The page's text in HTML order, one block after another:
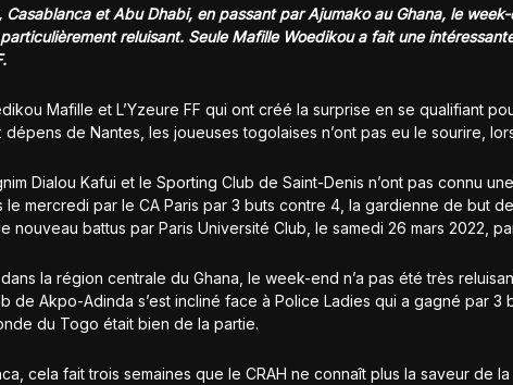
Casablanca et Abu Dhabi, en passant par Ajumako au Ghana, le
particulièrement reluisant. Seule Mafille Woedikou a fait une
Mafille et L’Yzeure FF qui ont créé la surprise en se qualifiant
dépens de Nantes, les joueuses togolaises n’ont pas eu le sourire,
Dialou Kafui et le Sporting Club de Saint-Denis n’ont pas connu
le mercredi par le CA Paris par 3 buts contre 4, la gardienne de but
nouveau battus par Paris Université Club, le samedi 26 mars 2022,
la région centrale du Ghana, le week-end n’a pas été très
de Akpo-Adinda s’est incliné face à Police Ladies qui a gagné par 3
du Togo était bien de la partie.
cela fait trois semaines que le CRAH ne connaît plus la saveur de